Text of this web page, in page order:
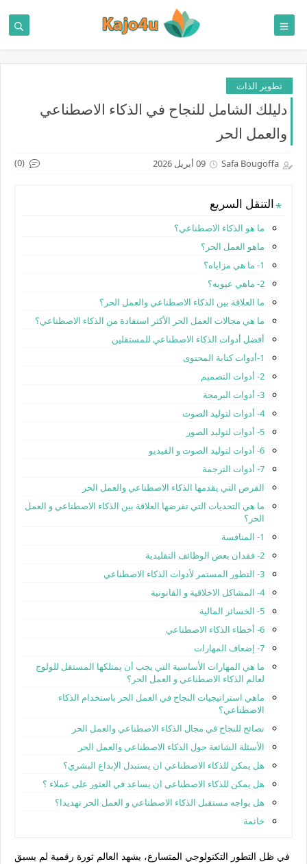
تطوير الذات
دليلك الشامل للنجاح في الذكاء الاصطناعي
والعمل الحر
Safa Bougoffa 09 أبريل 2026 (0)
التنقل السريع
ما هو الذكاء الاصطناعي؟
ماهو العمل الحر؟
1- ما هي مزاياه؟
2- ماهي عيوبه؟
ما العلاقة بين الذكاء الاصطناعي والعمل الحر؟
ما هي مجالات العمل الحر الأكثر استفادة من الذكاء الاصطناعي؟
أفضل أدوات الذكاء الاصطناعي للمستقلين
1-أدوات كتابة المحتوى
2- أدوات التصميم
3- أدوات البرمجة
4- أدوات لتوليد الصوت
5- أدوات لتوليد الصور
6- أدوات لتوليد الصوت و الفيديو
7- أدوات الترجمة
الفرص التي يقدمها الذكاء الاصطناعي والعمل الحر
ما هي التحديات التي تفرضها العلاقة بين الذكاء الاصطناعي و العمل
الحر؟
1- المنافسة
2- فقدان بعض الوظائف التقليدية
3- التطور المستمر لأدوات الذكاء الاصطناعي
4- المشاكل الاخلاقية و القانونية
5- الخسائر المالية
6- أخطاء الذكاء الاصطناعي
7- إضعاف المهارات
ما هي المهارات الأساسية التي يجب أن يمتلكها المستقل للولوج
لعالم الذكاء الاصطناعي و العمل الحر؟
ماهي استراتيجيات النجاح في العمل الحر باستخدام الذكاء
الاصطناعي؟
نصائح للنجاح في مجال الذكاء الاصطناعي والعمل الحر
الأسئلة الشائعة حول الذكاء الاصطناعي والعمل الحر
هل يمكن للذكاء الاصطناعي ان يستبدل الإبداع البشري؟
هل يمكن للذكاء الاصطناعي ان يساعد في العثور على عملاء ؟
هل يواجه مستقبل الذكاء الاصطناعي و العمل الحر تهديدا؟
خاتمة
في ظل التطور التكنولوجي المتسارع، يشهد العالم ثورة رقمية لم يسبق